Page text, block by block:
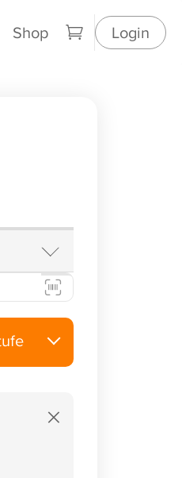
Shop Login
×